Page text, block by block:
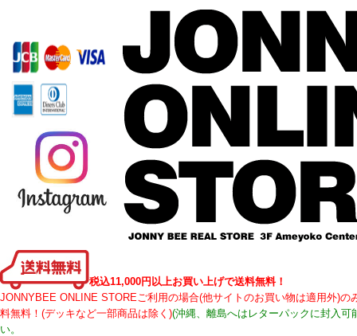
税込11,000円以上お買い上げで送料無料！
JONNYBEE ONLINE STOREご利用の場合(他サイトのお買い物は適用外)
料無料！(デッキなど一部商品は除く)(沖縄、離島へはレターパックに封入
い。